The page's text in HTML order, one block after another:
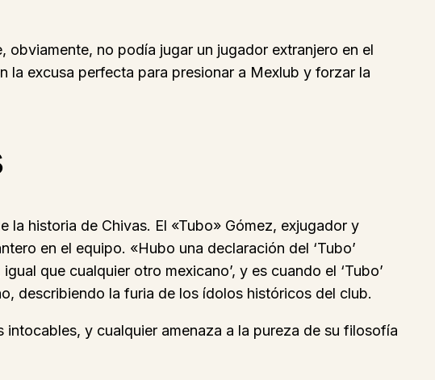
no podía jugar un jugador extranjero en el
excusa perfecta para presionar a Mexlub y forzar la
historia de Chivas. El «Tubo» Gómez, exjugador y
en el equipo. «Hubo una declaración del ‘Tubo’
que cualquier otro mexicano’, y es cuando el ‘Tubo’
describiendo la furia de los ídolos históricos del club.
y cualquier amenaza a la pureza de su filosofía